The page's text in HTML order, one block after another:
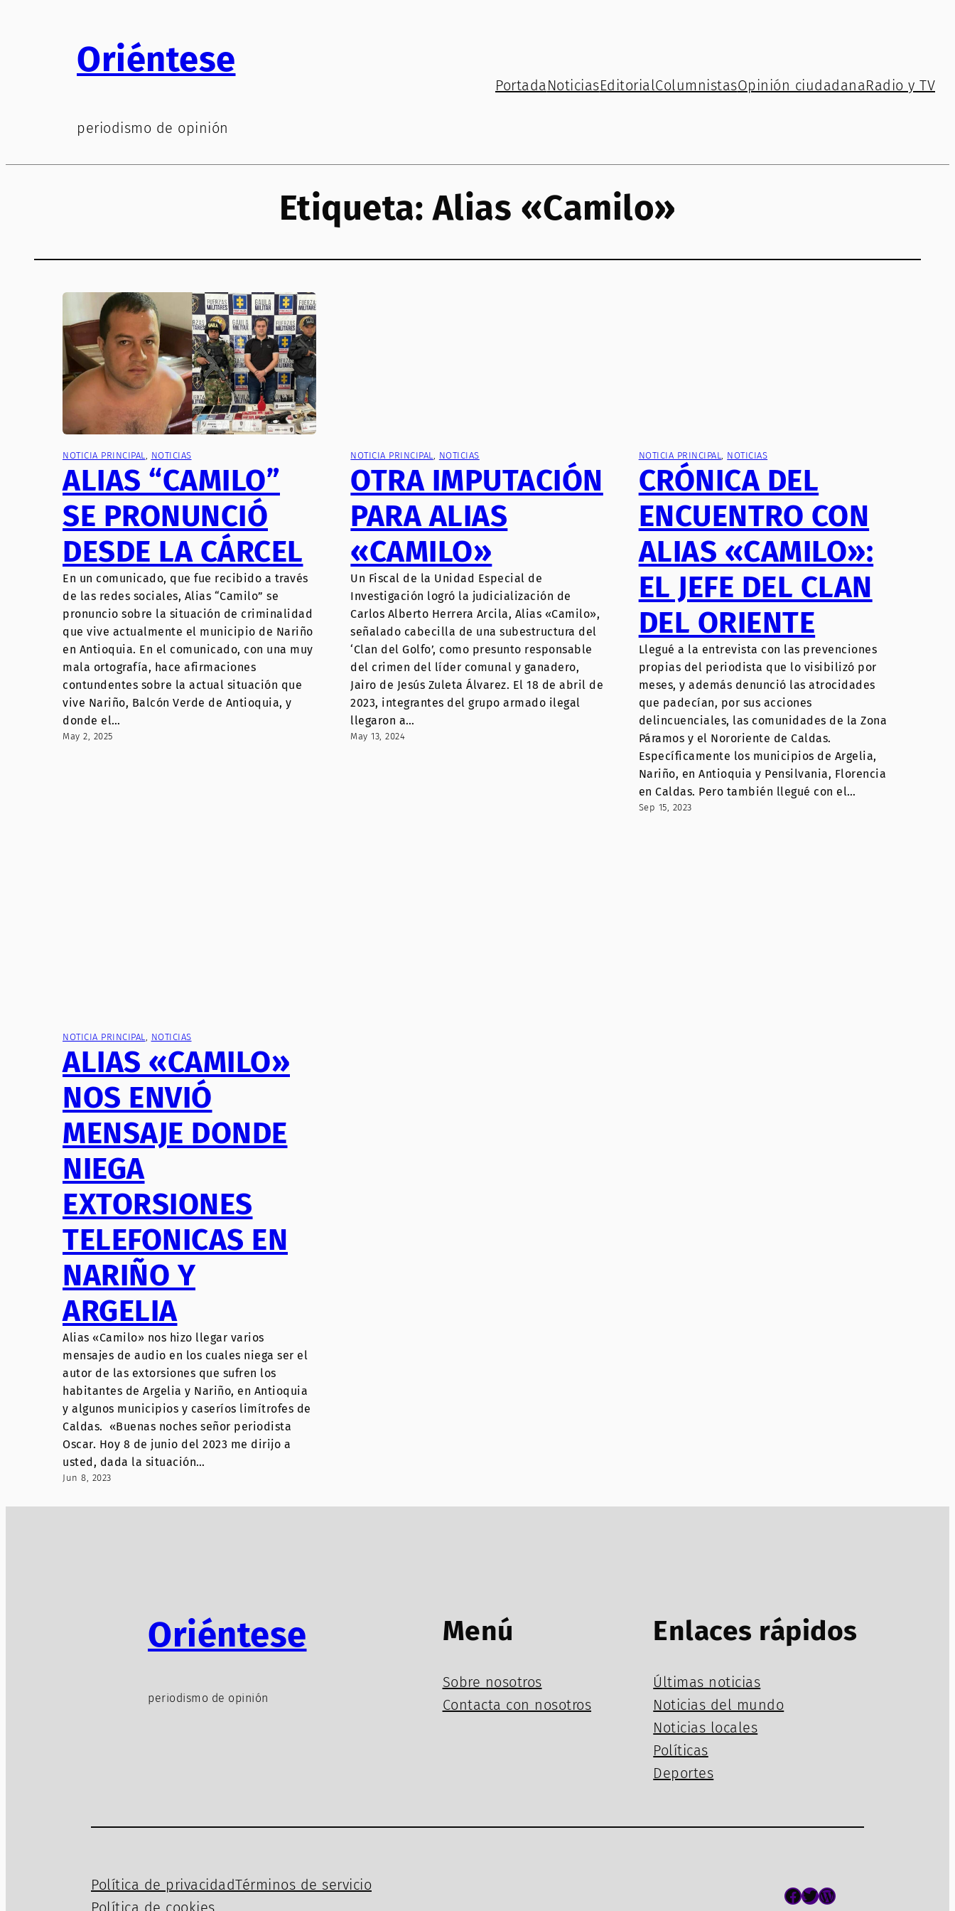
Oriéntese
periodismo de opinión
Portada NoticiasEditorialColumnistasOpinión ciudadanaRadio y TV
Etiqueta:Alias «Camilo»
NOTICIA PRINCIPAL NOTICIAS
ALIAS “CAMILO”
SE PRONUNCIÓ
DESDE LA CÁRCEL
En un comunicado, que fue recibido a través
de las redes sociales, Alias “Camilo” se
pronuncio sobre la situación de criminalidad
que vive actualmente el municipio de Nariño
en Antioquia. En el comunicado, con una muy
mala ortografía, hace afirmaciones
contundentes sobre la actual situación que
vive Nariño, Balcón Verde de Antioquia, y
donde el…
May 2, 2025
NOTICIA PRINCIPAL NOTICIAS
OTRA IMPUTACIÓN
PARA ALIAS
«CAMILO»
Un Fiscal de la Unidad Especial de
Investigación logró la judicialización de
Carlos Alberto Herrera Arcila, Alias «Camilo»,
señalado cabecilla de una subestructura del
‘Clan del Golfo’, como presunto responsable
del crimen del líder comunal y ganadero,
Jairo de Jesús Zuleta Álvarez. El 18 de abril de
2023, integrantes del grupo armado ilegal
llegaron a…
May 13, 2024
NOTICIA PRINCIPAL NOTICIAS
CRÓNICA DEL
ENCUENTRO CON
ALIAS «CAMILO»:
EL JEFE DEL CLAN
DEL ORIENTE
Llegué a la entrevista con las prevenciones
propias del periodista que lo visibilizó por
meses, y además denunció las atrocidades
que padecían, por sus acciones
delincuenciales, las comunidades de la Zona
Páramos y el Nororiente de Caldas.
Específicamente los municipios de Argelia,
Nariño, en Antioquia y Pensilvania, Florencia
en Caldas. Pero también llegué con el…
Sep 15, 2023
NOTICIA PRINCIPAL NOTICIAS
ALIAS «CAMILO»
NOS ENVIÓ
MENSAJE DONDE
NIEGA
EXTORSIONES
TELEFONICAS EN
NARIÑO Y
ARGELIA
Alias «Camilo» nos hizo llegar varios
mensajes de audio en los cuales niega ser el
autor de las extorsiones que sufren los
habitantes de Argelia y Nariño, en Antioquia
y algunos municipios y caseríos limítrofes de
Caldas. «Buenas noches señor periodista
Oscar. Hoy 8 de junio del 2023 me dirijo a
usted, dada la situación…
Jun 8, 2023
Oriéntese
periodismo de opinión
Menú
Sobre nosotros
Contacta con nosotros
Enlaces rápidos
Últimas noticias
Noticias del mundo
Noticias locales
Políticas
Deportes
Política de privacidadTérminos de servicio
Política de cookies
Facebook Twitter WordPress